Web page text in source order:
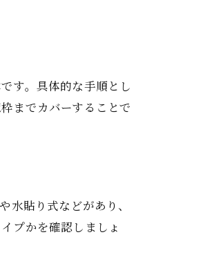
す。具体的な手順とし
までカバーすることで
貼り式などがあり、
プかを確認しましょ